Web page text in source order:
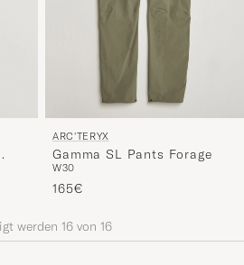
ARC'TERYX
Gamma SL Pants Forage
W30
165€
werden 16 von 16